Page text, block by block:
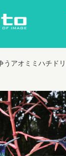
うアオミミハチド